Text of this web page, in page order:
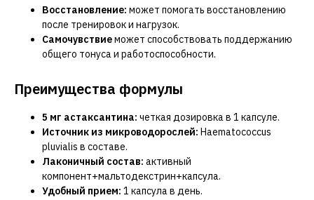
Восстановление: может помогать восстановлению
после тренировок и нагрузок.
Самочувствиеможет способствовать поддержанию
общего тонуса и работоспособности.
Преимущества формулы
5 мг астаксантина: четкая дозировка в 1 капсуле.
Источник из микроводорослей: Haematococcus
pluvialis в составе.
Лаконичный состав: активный
компонент+мальтодекстрин+капсула.
Удобный прием: 1 капсула в день.